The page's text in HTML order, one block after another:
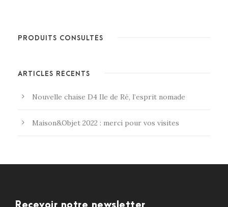
PRODUITS CONSULTÉS
ARTICLES RÉCENTS
Nouvelle chaise D4 Ile de Ré, l’esprit nomade
Maison&Objet 2022 : merci pour vos visites